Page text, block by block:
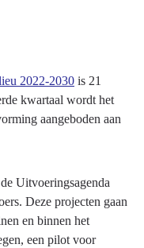
2022-2030 is 21
kwartaal wordt het
aangeboden aan
Uitvoeringsagenda
Deze projecten gaan
en binnen het
een pilot voor